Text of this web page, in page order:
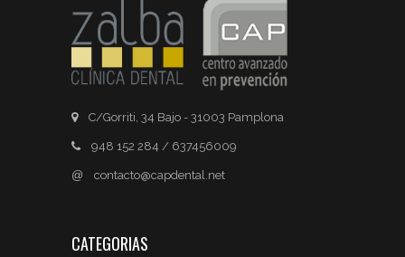
C/Gorriti, 34 Bajo - 31003 Pamplona
948 152 284 / 637456009
@ contacto@capdental.net
CATEGORIAS